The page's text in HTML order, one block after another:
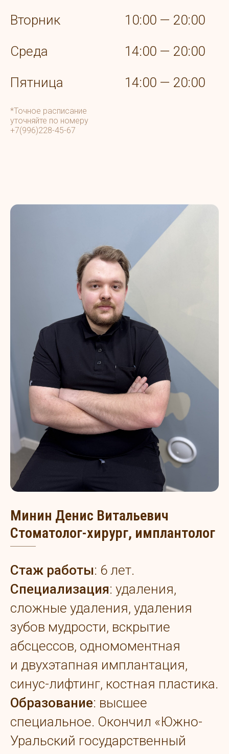
Вторник 10:00 — 20:00
Среда 14:00 — 20:00
Пятница 14:00 — 20:00
*Точное расписание
уточняйте по номеру
+7(996)228-45-67
Минин Денис Витальевич
Стоматолог-хирург, имплантолог
Стаж работы: 6 лет.
Специализация: удаления,
сложные удаления, удаления
зубов мудрости, вскрытие
абсцессов, одномоментная
и двухэтапная имплантация,
синус-лифтинг, костная пластика.
Образование: высшее
специальное. Окончил «Южно-
Уральский государственный